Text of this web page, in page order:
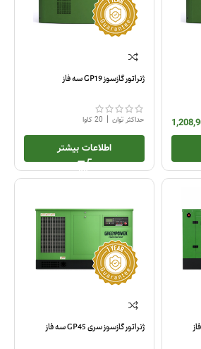
ژنراتور گازسوز GP19 سه فاز
حداکثر توان | 20 کاوا
اطلاعات بیشتر
ژنراتور گازسوز سری GP45 سه فاز